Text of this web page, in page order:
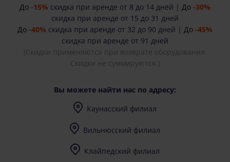
До -15% скидка при аренде от 8 до 14 дней | До -30%
скидка при аренде от 15 до 31 дней
До -40% скидка при аренде от 32 до 90 дней | До -45%
скидка при аренде от 91 дней
(Скидки применяются при возврате оборудования.
Скидки не суммируются.)
Вы можете найти нас по адресу:
Каунасский филиал
Вильнюсский филиал
Клайпедский филиал